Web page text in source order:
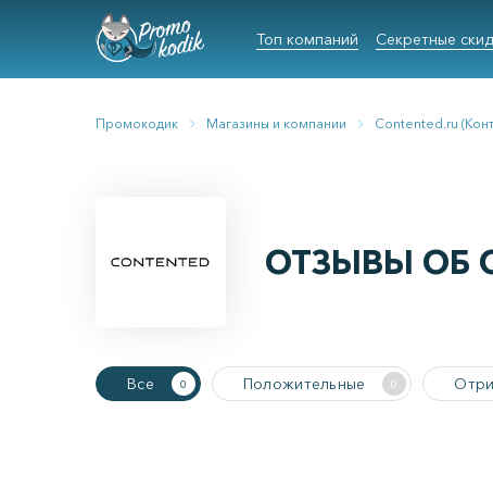
Топ компаний Секретные
Промокодик Магазины и компании Contented.ru
ОТЗЫВЫ ОБ
Все 0 Положительные 0